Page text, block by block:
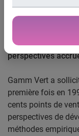
cross-canal,
français depuis
Une meilleure
perspectives
Gamm Vert a
première fois en
cents points de
perspectives de
méthodes